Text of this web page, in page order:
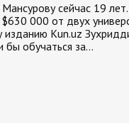
сейчас 19
000 от двух
Kun.uz
обучаться за…